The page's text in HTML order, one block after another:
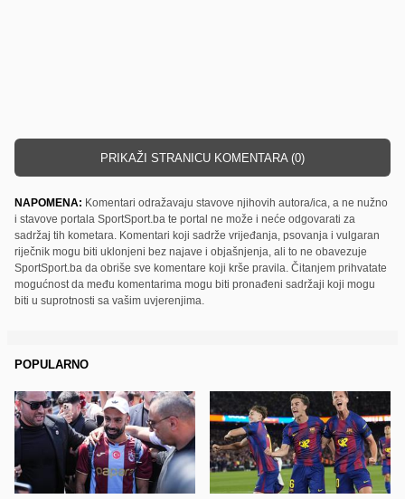
PRIKAŽI STRANICU KOMENTARA (0)
NAPOMENA: Komentari odražavaju stavove njihovih autora/ica, a ne nužno
i stavove portala SportSport.ba te portal ne može i neće odgovarati za
sadržaj tih kometara. Komentari koji sadrže vrijeđanja, psovanja i vulgaran
riječnik mogu biti uklonjeni bez najave i objašnjenja, ali to ne obavezuje
SportSport.ba da obriše sve komentare koji krše pravila. Čitanjem prihvatate
mogućnost da među komentarima mogu biti pronađeni sadržaji koji mogu
biti u suprotnosti sa vašim uvjerenjima.
POPULARNO